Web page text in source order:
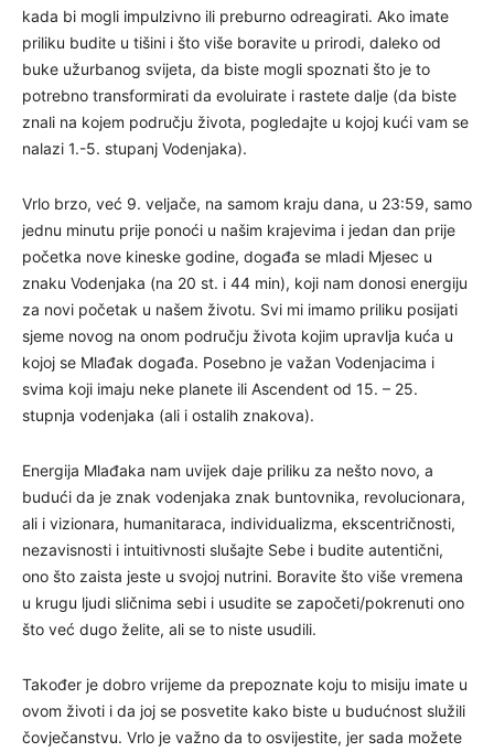
kada bi mogli impulzivno ili preburno odreagirati. Ako imate
priliku budite u tišini i što više boravite u prirodi, daleko od
buke užurbanog svijeta, da biste mogli spoznati što je to
potrebno transformirati da evoluirate i rastete dalje (da biste
znali na kojem području života, pogledajte u kojoj kući vam se
nalazi 1.-5. stupanj Vodenjaka).
Vrlo brzo, već 9. veljače, na samom kraju dana, u 23:59, samo
jednu minutu prije ponoći u našim krajevima i jedan dan prije
početka nove kineske godine, događa se mladi Mjesec u
znaku Vodenjaka (na 20 st. i 44 min), koji nam donosi energiju
za novi početak u našem životu. Svi mi imamo priliku posijati
sjeme novog na onom području života kojim upravlja kuća u
kojoj se Mlađak događa. Posebno je važan Vodenjacima i
svima koji imaju neke planete ili Ascendent od 15. – 25.
stupnja vodenjaka (ali i ostalih znakova).
Energija Mlađaka nam uvijek daje priliku za nešto novo, a
budući da je znak vodenjaka znak buntovnika, revolucionara,
ali i vizionara, humanitaraca, individualizma, ekscentričnosti,
nezavisnosti i intuitivnosti slušajte Sebe i budite autentični,
ono što zaista jeste u svojoj nutrini. Boravite što više vremena
u krugu ljudi sličnima sebi i usudite se započeti/pokrenuti ono
što već dugo želite, ali se to niste usudili.
Također je dobro vrijeme da prepoznate koju to misiju imate u
ovom životi i da joj se posvetite kako biste u budućnost služili
čovječanstvu. Vrlo je važno da to osvijestite, jer sada možete